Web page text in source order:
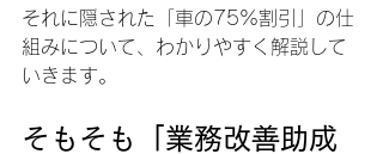
それに隠された「車の75%割引」の仕
組みについて、わかりやすく解説して
いきます。
そもそも「業務改善助成